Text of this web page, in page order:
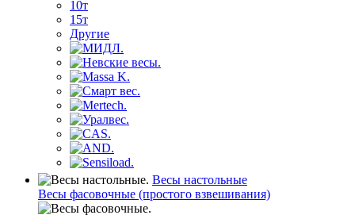
10т
15т
Другие
Весы настольные
Весы фасовочные (простого взвешивания)